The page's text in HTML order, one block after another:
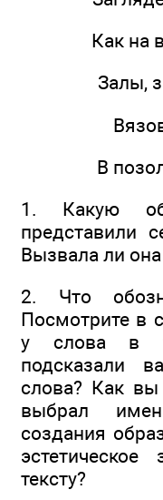
Как на
Залы,
В
1. Какую
представили
Вызвала ли
2. Что
Посмотрите в
у слова в
подсказали
слова? Как вы
выбрал
создания
тексту?